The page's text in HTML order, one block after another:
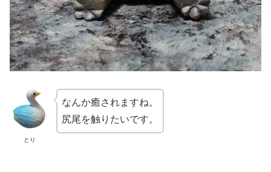
とり
なんか癒されますね。
尻尾を触りたいです。